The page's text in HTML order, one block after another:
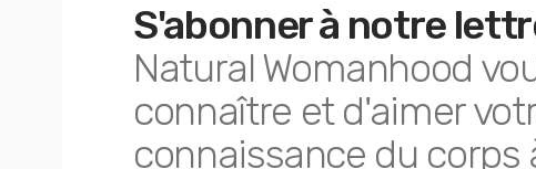
S'abonner à notre
Natural Womanhood
connaître et d'aimer
connaissance du corps